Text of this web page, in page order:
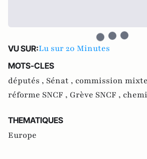
VU SUR:Lu sur 20 Minutes
MOTS-CLES
députés , Sénat , commission
réforme SNCF , Grève SNCF ,
THEMATIQUES
Europe